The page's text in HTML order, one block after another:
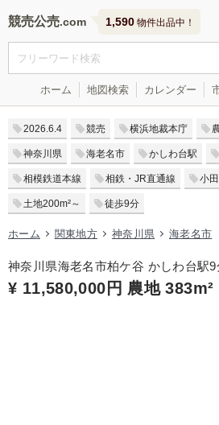
競売公売 1,590 物件出品中！
ホーム 地図検索 カレンダー
2026.6.4 競売 横浜地裁本庁
神奈川県 海老名市 かしわ台駅
相模鉄道本線 相鉄・JR直通線 小
土地200m²～ 徒歩9分
ホーム 関東地方 神奈川県 海老名市
神奈川県海老名市柏ケ谷 かしわ台駅
¥ 11,580,000円 農地 383m²